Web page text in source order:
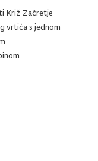
Križ Začretje
vrtića s jednom